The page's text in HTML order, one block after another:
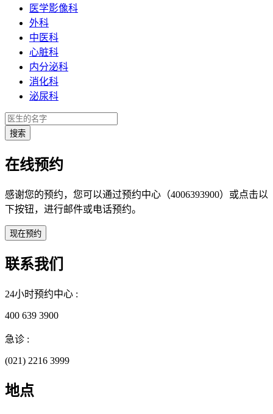
医学影像科
外科
中医科
心脏科
内分泌科
消化科
泌尿科
在线预约
感谢您的预约，您可以通过预约中心（4006393900）或点击以
下按钮，进行邮件或电话预约。
联系我们
24小时预约中心 :
400 639 3900
急诊 :
(021) 2216 3999
地点